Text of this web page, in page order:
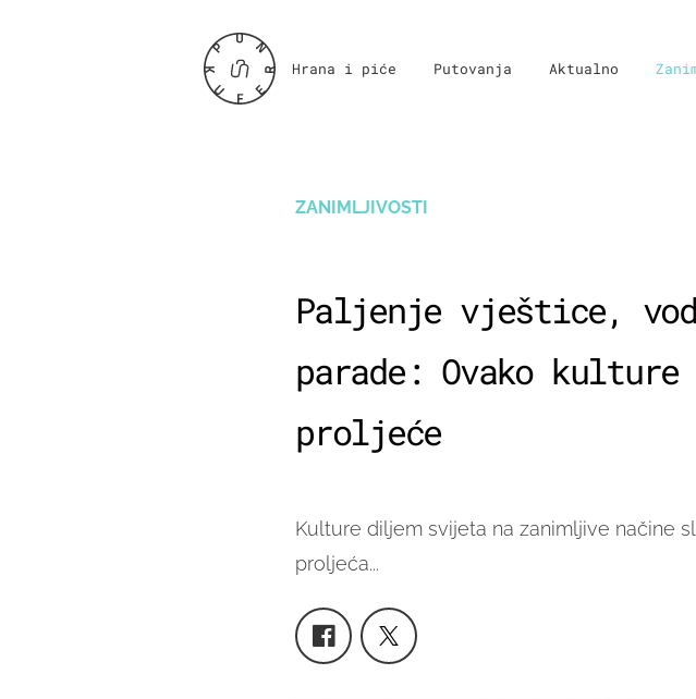
Hrana i piće Putovanja Aktualno
ZANIMLJIVOSTI
Paljenje vještice,
parade: Ovako
proljeće
Kulture diljem svijeta na zanimljive načine
proljeća...